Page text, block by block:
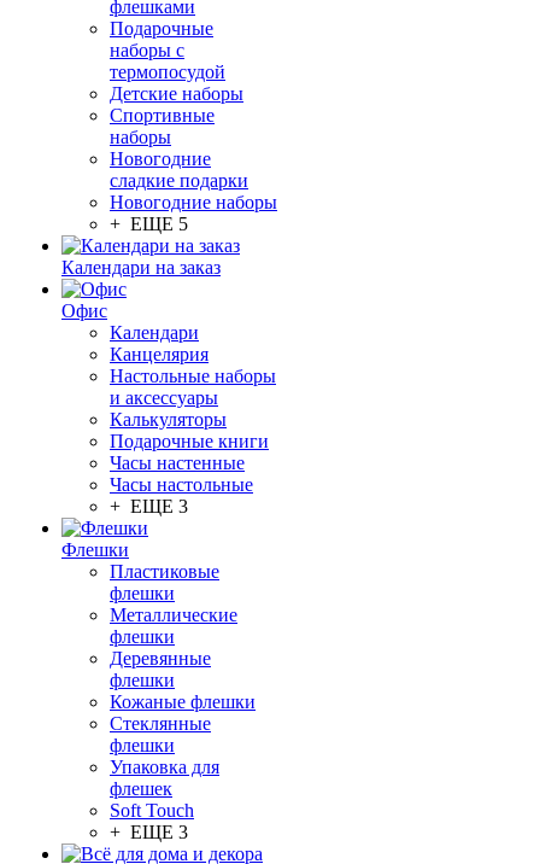
флешками
Подарочные
наборы с
термопосудой
Детские наборы
Спортивные
наборы
Новогодние
сладкие подарки
Новогодние наборы
+ ЕЩЕ 5
Календари на заказ
Офис
Календари
Канцелярия
Настольные наборы
и аксессуары
Калькуляторы
Подарочные книги
Часы настенные
Часы настольные
+ ЕЩЕ 3
Флешки
Пластиковые
флешки
Металлические
флешки
Деревянные
флешки
Кожаные флешки
Стеклянные
флешки
Упаковка для
флешек
Soft Touch
+ ЕЩЕ 3